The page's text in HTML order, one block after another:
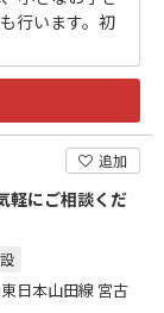
行います。初
追加
軽にご相談くだ
日本山田線 宮古